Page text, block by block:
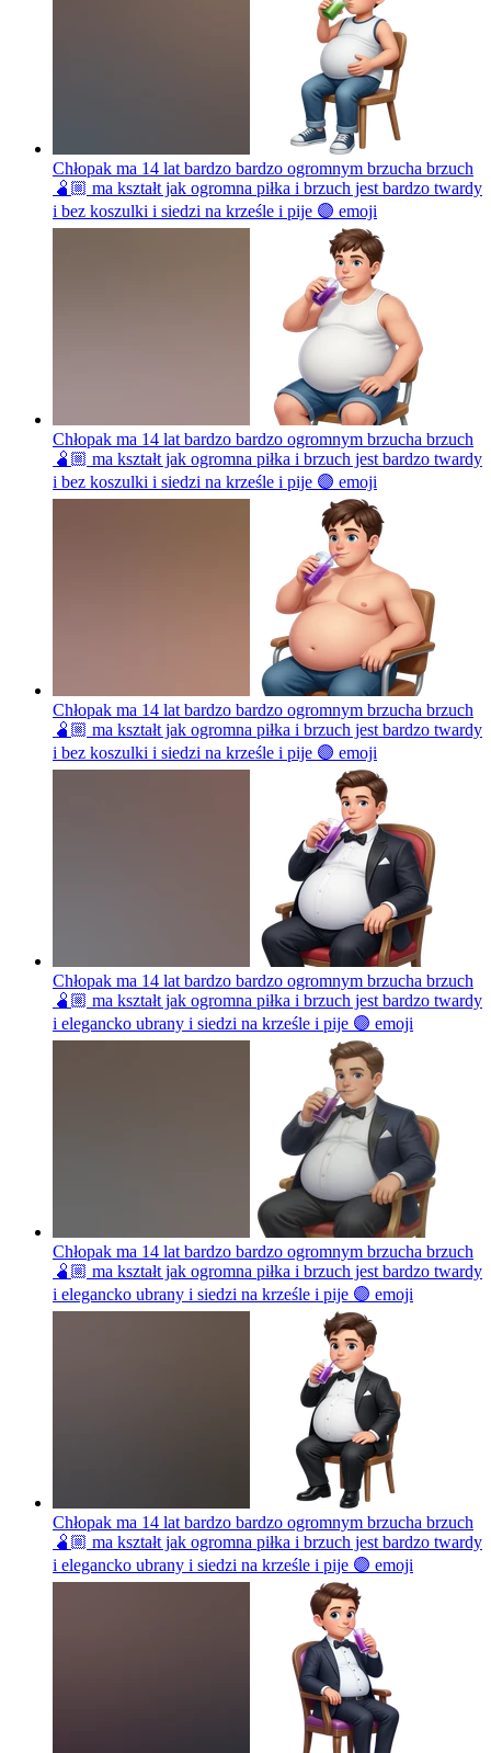
Chłopak ma 14 lat bardzo bardzo ogromnym brzucha brzuch
🫄🏼 ma kształt jak ogromna piłka i brzuch jest bardzo twardy
i bez koszulki i siedzi na krześle i pije 🟣 emoji
Chłopak ma 14 lat bardzo bardzo ogromnym brzucha brzuch
🫄🏼 ma kształt jak ogromna piłka i brzuch jest bardzo twardy
i bez koszulki i siedzi na krześle i pije 🟣 emoji
Chłopak ma 14 lat bardzo bardzo ogromnym brzucha brzuch
🫄🏼 ma kształt jak ogromna piłka i brzuch jest bardzo twardy
i bez koszulki i siedzi na krześle i pije 🟣 emoji
Chłopak ma 14 lat bardzo bardzo ogromnym brzucha brzuch
🫄🏼 ma kształt jak ogromna piłka i brzuch jest bardzo twardy
i elegancko ubrany i siedzi na krześle i pije 🟣 emoji
Chłopak ma 14 lat bardzo bardzo ogromnym brzucha brzuch
🫄🏼 ma kształt jak ogromna piłka i brzuch jest bardzo twardy
i elegancko ubrany i siedzi na krześle i pije 🟣 emoji
Chłopak ma 14 lat bardzo bardzo ogromnym brzucha brzuch
🫄🏼 ma kształt jak ogromna piłka i brzuch jest bardzo twardy
i elegancko ubrany i siedzi na krześle i pije 🟣 emoji